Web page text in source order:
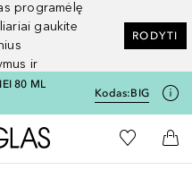
programėlę
gaukite
ir
RODYTI
80 ML
Kodas:BIG
Į Douglas pagrindinį
Į mano
Į